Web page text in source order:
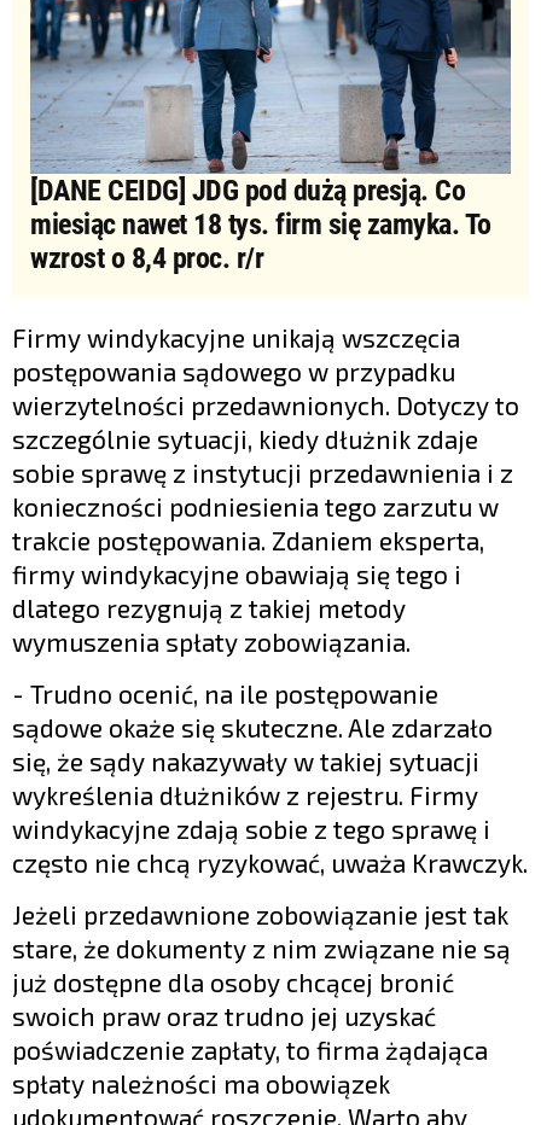
[DANE CEIDG] JDG pod dużą presją. Co
miesiąc nawet 18 tys. firm się zamyka. To
wzrost o 8,4 proc. r/r
Firmy windykacyjne unikają wszczęcia
postępowania sądowego w przypadku
wierzytelności przedawnionych. Dotyczy to
szczególnie sytuacji, kiedy dłużnik zdaje
sobie sprawę z instytucji przedawnienia i z
konieczności podniesienia tego zarzutu w
trakcie postępowania. Zdaniem eksperta,
firmy windykacyjne obawiają się tego i
dlatego rezygnują z takiej metody
wymuszenia spłaty zobowiązania.
- Trudno ocenić, na ile postępowanie
sądowe okaże się skuteczne. Ale zdarzało
się, że sądy nakazywały w takiej sytuacji
wykreślenia dłużników z rejestru. Firmy
windykacyjne zdają sobie z tego sprawę i
często nie chcą ryzykować, uważa Krawczyk.
Jeżeli przedawnione zobowiązanie jest tak
stare, że dokumenty z nim związane nie są
już dostępne dla osoby chcącej bronić
swoich praw oraz trudno jej uzyskać
poświadczenie zapłaty, to firma żądająca
spłaty należności ma obowiązek
udokumentować roszczenie. Warto aby